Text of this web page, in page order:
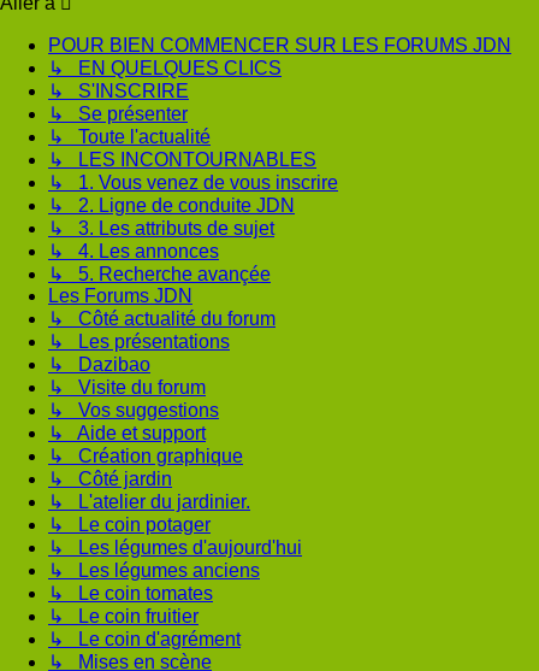
POUR BIEN COMMENCER SUR LES FORUMS JDN
↳ EN QUELQUES CLICS
↳ S'INSCRIRE
↳ Se présenter
↳ Toute l'actualité
↳ LES INCONTOURNABLES
↳ 1. Vous venez de vous inscrire
↳ 2. Ligne de conduite JDN
↳ 3. Les attributs de sujet
↳ 4. Les annonces
↳ 5. Recherche avançée
Les Forums JDN
↳ Côté actualité du forum
↳ Les présentations
↳ Dazibao
↳ Visite du forum
↳ Vos suggestions
↳ Aide et support
↳ Création graphique
↳ Côté jardin
↳ L'atelier du jardinier.
↳ Le coin potager
↳ Les légumes d'aujourd'hui
↳ Les légumes anciens
↳ Le coin tomates
↳ Le coin fruitier
↳ Le coin d'agrément
↳ Mises en scène